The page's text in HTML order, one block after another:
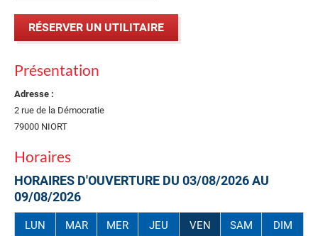
Présentation
Adresse :
2 rue de la Démocratie
79000 NIORT
Horaires
HORAIRES D'OUVERTURE DU 03/08/2026 AU
09/08/2026
LUN MAR MER JEU VEN SAM DIM